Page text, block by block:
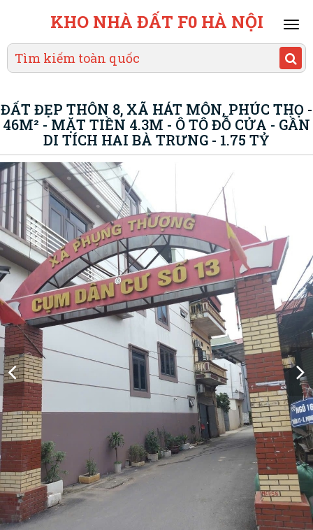
KHO NHÀ ĐẤT F0 HÀ NỘI
ĐẤT ĐẸP THÔN 8, XÃ HÁT MÔN, PHÚC THỌ -
46M² - MẶT TIỀN 4.3M - Ô TÔ ĐỖ CỬA - GẦN
DI TÍCH HAI BÀ TRƯNG - 1.75 TỶ